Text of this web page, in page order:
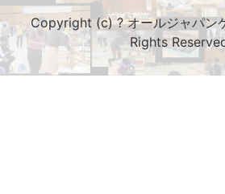
Copyright (c)?オールジャパン
Rights